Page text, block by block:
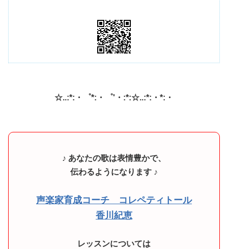
☆..:*:・゜*:・゜'・:*:☆..:*:・*:・
♪ あなたの歌は表情豊かで、
伝わるようになります ♪
声楽家育成コーチ コレペティトール
香川紀恵
レッスンについては